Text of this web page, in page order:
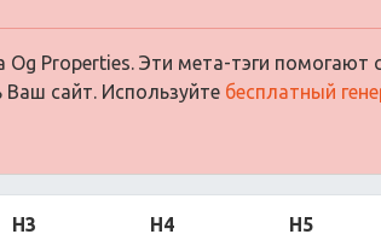
Og Properties. Эти мета-тэги помогают
сайт. Используйте бесплатный
H3 H4 H5